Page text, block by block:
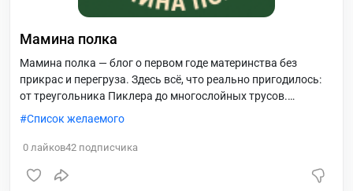
Мамина полка
Мамина полка — блог о первом годе материнства без
прикрас и перегруза. Здесь всё, что реально пригодилось:
от треугольника Пиклера до многослойных трусов.
Подборки, моторика, антивишлисты, одежда, честные
(Северное Медведково) ? Давайте дружить, встречаться на
Список желаемого
0 лайков42 подписчика